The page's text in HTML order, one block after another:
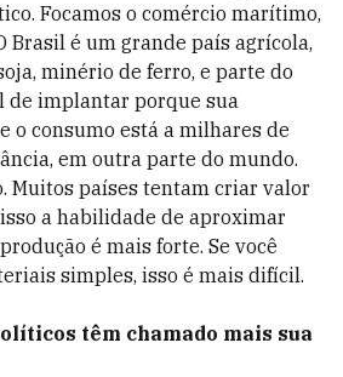
Focamos o comércio marítimo,
Brasil é um grande país agrícola,
minério de ferro, e parte do
de implantar porque sua
o consumo está a milhares de
em outra parte do mundo.
Muitos países tentam criar valor
a habilidade de aproximar
é mais forte. Se você
simples, isso é mais difícil.
têm chamado mais sua